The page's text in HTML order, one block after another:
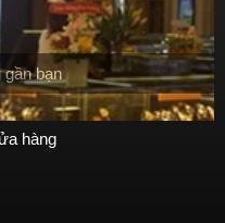
bạn
hàng